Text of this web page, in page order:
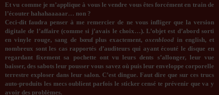
Et vu comme je m’applique à vous le vendre vous êtes forcément en train de
l’écouter hahahaaaaar… non ?
Ceci-dit faudra penser à me remercier de ne vous infliger que la version
digitale de l’affaire (comme si j’avais le choix…). L’objet est d’abord sorti
en vinyle rouge, sang de bœuf plus exactement,oxenblood in english, et
nombreux sont les cas rapportés d’auditeurs qui ayant écouté le disque en
regardant fixement sa pochette ont vu leurs dents s’allonger, leur vue
baisser, des sabots leur pousser vous savez où puis leur enveloppe corporelle
terrestre exploser dans leur salon. C’est dingue. Faut dire que sur ces trucs
auto-produits les mecs oublient parfois le sticker censé te prévenir que va y
avoir des problèmes.